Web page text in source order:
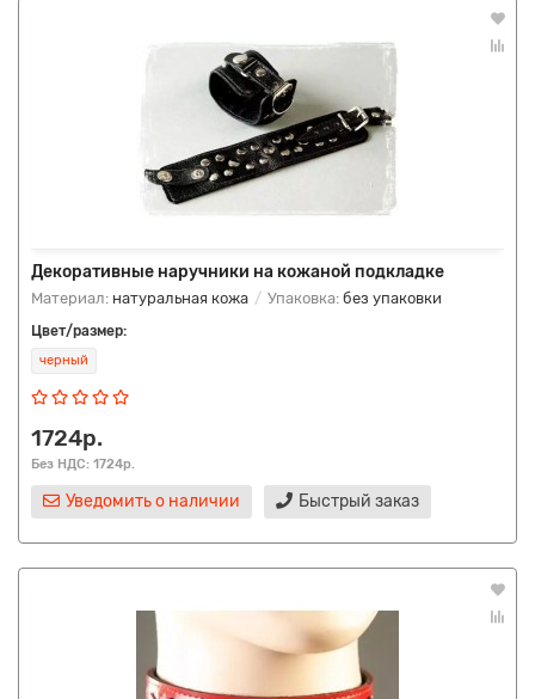
Декоративные наручники на кожаной подкладке
Материал: натуральная кожа Упаковка: без упаковки
Цвет/размер:
черный
1724р.
Без НДС: 1724р.
Уведомить о наличии Быстрый заказ